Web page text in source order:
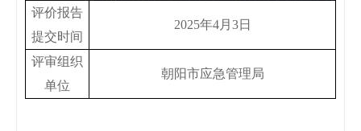
评价报告
提交时间
2025年4月3日
评审组织
单位
朝阳市应急管理局